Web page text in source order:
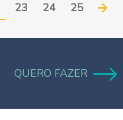
23 24 25
QUERO FAZER